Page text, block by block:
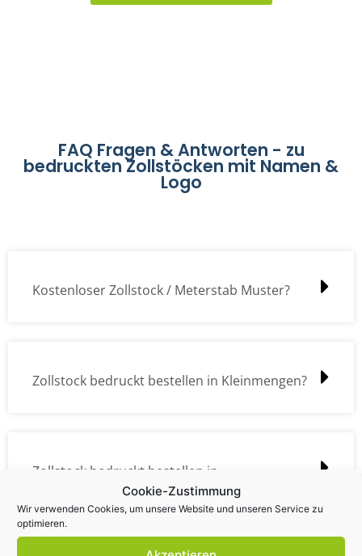
Cookie-Zustimmung
Wir verwenden Cookies, um unsere Website und unseren Service zu
optimieren.
FAQ Fragen & Antworten - zu
bedruckten Zollstöcken mit Namen &
Logo
Kostenloser Zollstock / Meterstab Muster?
Zollstock bedruckt bestellen in Kleinmengen?
Zollstock bedruckt bestellen in